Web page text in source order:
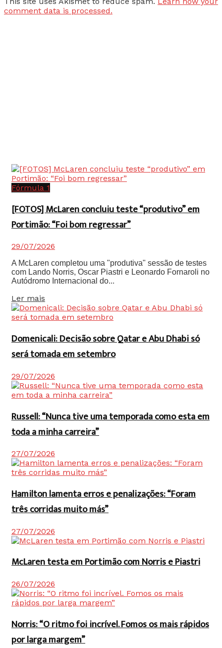
comment data is processed.
Fórmula 1
[FOTOS] McLaren concluiu teste “produtivo” em
Portimão: “Foi bom regressar”
29/07/2026
A McLaren completou uma "produtiva" sessão de testes
com Lando Norris, Oscar Piastri e Leonardo Fornaroli no
Autódromo Internacional do...
Ler mais
Domenicali: Decisão sobre Qatar e Abu Dhabi só
será tomada em setembro
29/07/2026
Russell: “Nunca tive uma temporada como esta em
toda a minha carreira”
27/07/2026
Hamilton lamenta erros e penalizações: “Foram
três corridas muito más”
27/07/2026
McLaren testa em Portimão com Norris e Piastri
26/07/2026
Norris: “O ritmo foi incrível. Fomos os mais rápidos
por larga margem”